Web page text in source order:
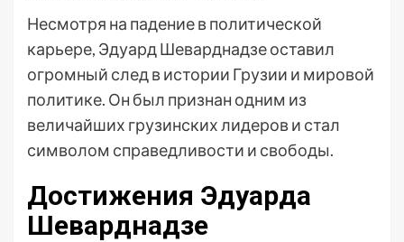
Несмотря на падение в политической
карьере, Эдуард Шеварднадзе оставил
огромный след в истории Грузии и мировой
политике. Он был признан одним из
величайших грузинских лидеров и стал
символом справедливости и свободы.
Достижения Эдуарда
Шеварднадзе